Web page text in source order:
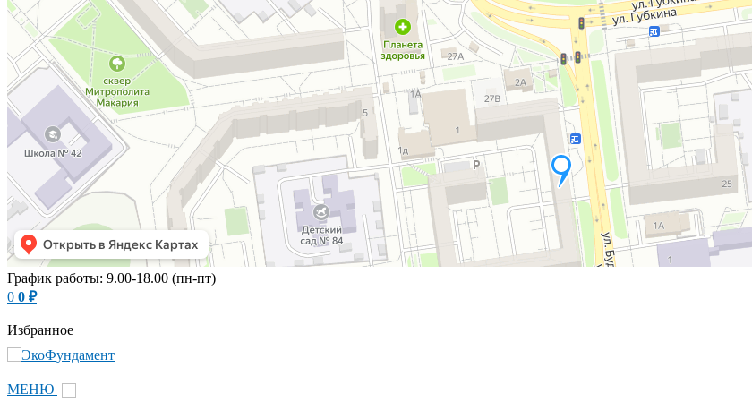
График работы: 9.00-18.00 (пн-пт)
0 0 ₽
Избранное
МЕНЮ